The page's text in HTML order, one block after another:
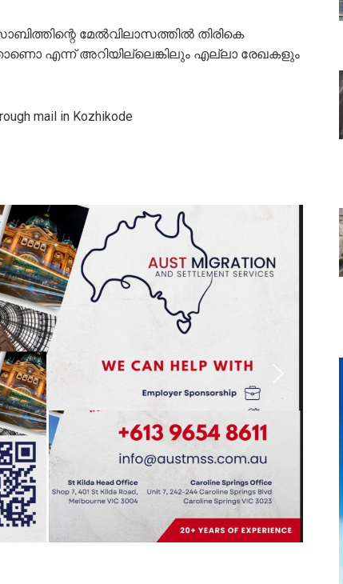
മേല്‍വിലാസത്തില്‍ തിരികെ
എന്ന് അറിയില്ലെങ്കിലും എല്ലാ രേഖകളും
mail in Kozhikode